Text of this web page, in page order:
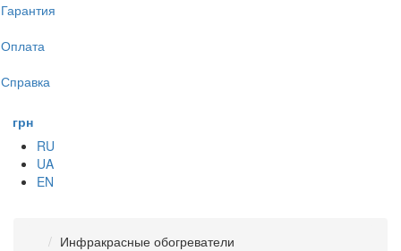
Гарантия
Оплата
Справка
грн
RU
UA
EN
Инфракрасные обогреватели